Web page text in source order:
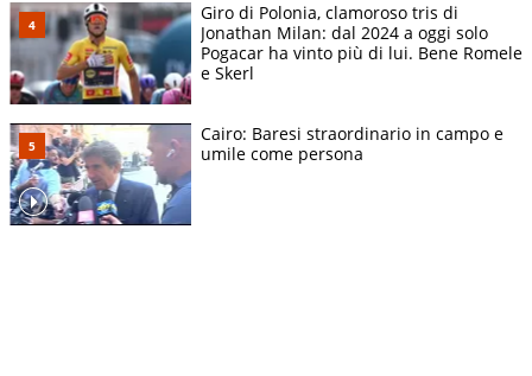
Giro di Polonia, clamoroso tris di
Jonathan Milan: dal 2024 a oggi solo
Pogacar ha vinto più di lui. Bene Romele
e Skerl
Cairo: Baresi straordinario in campo e
umile come persona